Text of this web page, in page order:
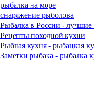
рыбалка на море
снаряжение рыболова
Рыбалка в России - лучшие
Рецепты походной кухни
Рыбная кухня - рыбацкая
Заметки рыбака - рыбалка